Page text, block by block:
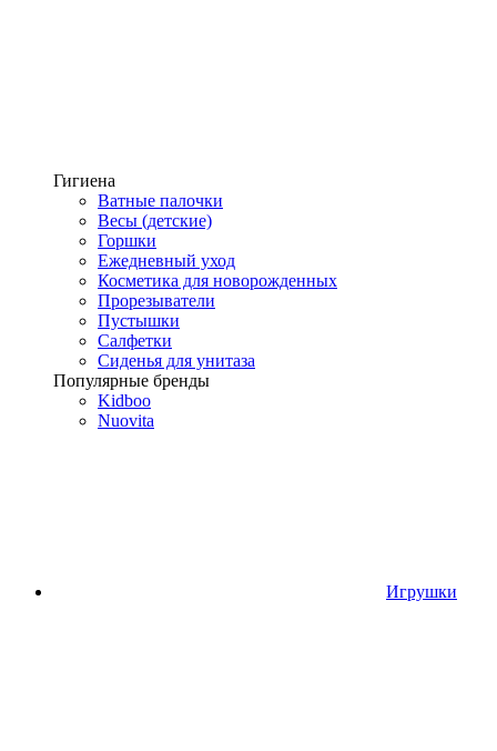
Гигиена
Ватные палочки
Весы (детские)
Горшки
Ежедневный уход
Косметика для новорожденных
Прорезыватели
Пустышки
Салфетки
Сиденья для унитаза
Популярные бренды
Kidboo
Nuovita
Игрушки